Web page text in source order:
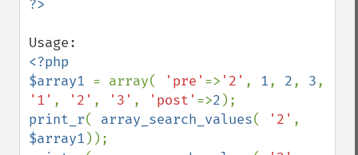
<?php
$array1 = array( 'pre' => '2' , 1, 2, 3
'1' , '2' , '3' , 'post' =>2
print_r( array_search_values( '2'
$array1